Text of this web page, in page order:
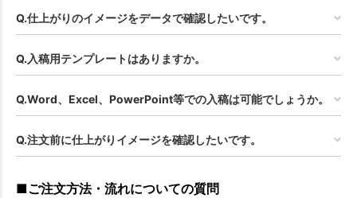
Q.仕上がりのイメージをデータで確認したいです。
Q.入稿用テンプレートはありますか。
Q.Word、Excel、PowerPoint等での入稿は可能でしょうか。
Q.注文前に仕上がりイメージを確認したいです。
■ご注文方法・流れについての質問